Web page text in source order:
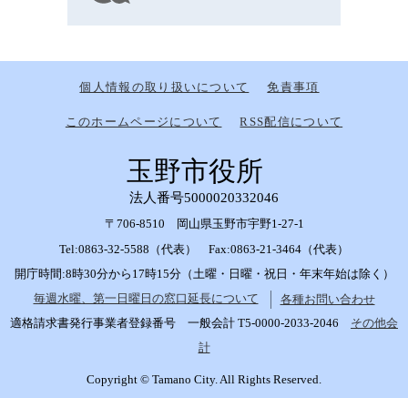
個人情報の取り扱いについて 免責事項
このホームページについて RSS配信について
玉野市役所
法人番号5000020332046
〒706-8510 岡山県玉野市宇野1-27-1
Tel:0863-32-5588（代表） Fax:0863-21-3464（代表）
開庁時間:8時30分から17時15分（土曜・日曜・祝日・年末年始は除く）
毎週水曜、第一日曜日の窓口延長について
各種お問い合わせ
適格請求書発行事業者登録番号 一般会計 T5-0000-2033-2046 その他会
計
Copyright © Tamano City. All Rights Reserved.